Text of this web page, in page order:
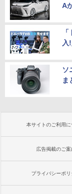
A
入
ソ
ま
本サイトのご利用に
広告掲載のご案
プライバシーポリ